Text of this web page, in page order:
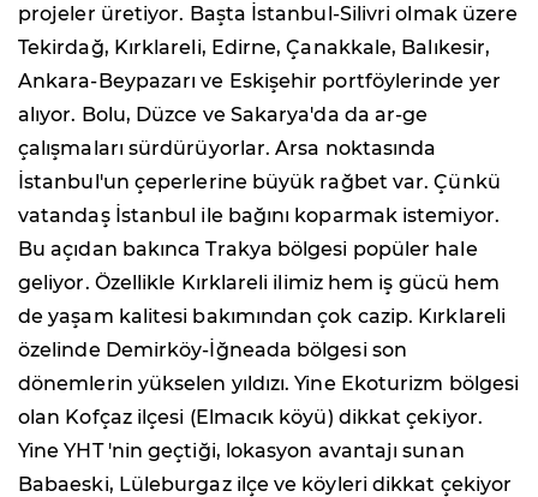
projeler üretiyor. Başta İstanbul-Silivri olmak üzere
Tekirdağ, Kırklareli, Edirne, Çanakkale, Balıkesir,
Ankara-Beypazarı ve Eskişehir portföylerinde yer
alıyor. Bolu, Düzce ve Sakarya'da da ar-ge
çalışmaları sürdürüyorlar. Arsa noktasında
İstanbul'un çeperlerine büyük rağbet var. Çünkü
vatandaş İstanbul ile bağını koparmak istemiyor.
Bu açıdan bakınca Trakya bölgesi popüler hale
geliyor. Özellikle Kırklareli ilimiz hem iş gücü hem
de yaşam kalitesi bakımından çok cazip. Kırklareli
özelinde Demirköy-İğneada bölgesi son
dönemlerin yükselen yıldızı. Yine Ekoturizm bölgesi
olan Kofçaz ilçesi (Elmacık köyü) dikkat çekiyor.
Yine YHT 'nin geçtiği, lokasyon avantajı sunan
Babaeski, Lüleburgaz ilçe ve köyleri dikkat çekiyor